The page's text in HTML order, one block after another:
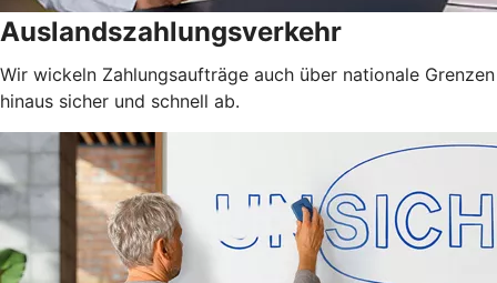
Auslandszahlungsverkehr
Wir wickeln Zahlungsaufträge auch über nationale Grenzen
hinaus sicher und schnell ab.